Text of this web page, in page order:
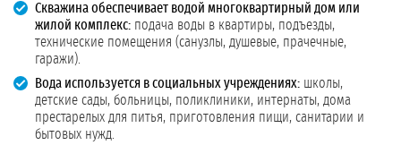
Скважина обеспечивает водой многоквартирный дом или
жилой комплекс: подача воды в квартиры, подъезды,
технические помещения (санузлы, душевые, прачечные,
гаражи).
Вода используется в социальных учреждениях: школы,
детские сады, больницы, поликлиники, интернаты, дома
престарелых для питья, приготовления пищи, санитарии и
бытовых нужд.